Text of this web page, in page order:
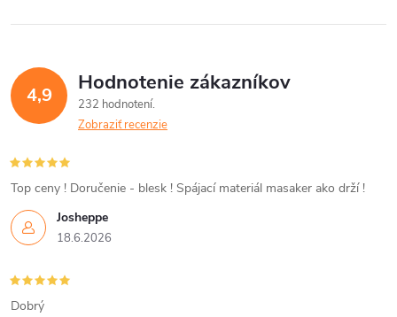
l
d
a
c
i
e
p
r
4,9 Hodnotenie zákazníkov
232 hodnotení
Zobraziť recenzie
Josheppe
18.6.2026
Top ceny ! Doručenie - blesk ! Spájací materiál masaker ako drží !
Dobrý